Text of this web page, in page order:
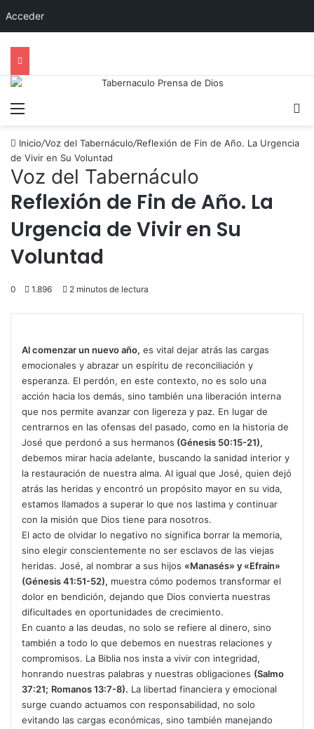
Acceder
Inicio/Voz del Tabernáculo/Reflexión de Fin de Año. La Urgencia
de Vivir en Su Voluntad
Voz del Tabernáculo
Reflexión de Fin de Año. La
Urgencia de Vivir en Su
Voluntad
0 1.896 2 minutos de lectura
Al comenzar un nuevo año, es vital dejar atrás las cargas
emocionales y abrazar un espíritu de reconciliación y
esperanza. El perdón, en este contexto, no es solo una
acción hacia los demás, sino también una liberación interna
que nos permite avanzar con ligereza y paz. En lugar de
centrarnos en las ofensas del pasado, como en la historia de
José que perdonó a sus hermanos (Génesis 50:15-21),
debemos mirar hacia adelante, buscando la sanidad interior y
la restauración de nuestra alma. Al igual que José, quien dejó
atrás las heridas y encontró un propósito mayor en su vida,
estamos llamados a superar lo que nos lastima y continuar
con la misión que Dios tiene para nosotros.
El acto de olvidar lo negativo no significa borrar la memoria,
sino elegir conscientemente no ser esclavos de las viejas
heridas. José, al nombrar a sus hijos «Manasés» y «Efraín»
(Génesis 41:51-52), muestra cómo podemos transformar el
dolor en bendición, dejando que Dios convierta nuestras
dificultades en oportunidades de crecimiento.
En cuanto a las deudas, no solo se refiere al dinero, sino
también a todo lo que debemos en nuestras relaciones y
compromisos. La Biblia nos insta a vivir con integridad,
honrando nuestras palabras y nuestras obligaciones (Salmo
37:21; Romanos 13:7-8). La libertad financiera y emocional
surge cuando actuamos con responsabilidad, no solo
evitando las cargas económicas, sino también manejando